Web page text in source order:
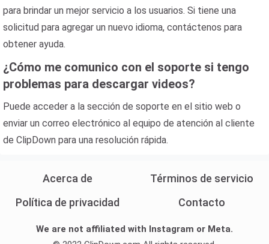
para brindar un mejor servicio a los usuarios. Si tiene una
solicitud para agregar un nuevo idioma, contáctenos para
obtener ayuda.
¿Cómo me comunico con el soporte si tengo
problemas para descargar videos?
Puede acceder a la sección de soporte en el sitio web o
enviar un correo electrónico al equipo de atención al cliente
de ClipDown para una resolución rápida.
Acerca de
Términos de servicio
Política de privacidad
Contacto
We are not affiliated with Instagram or Meta.